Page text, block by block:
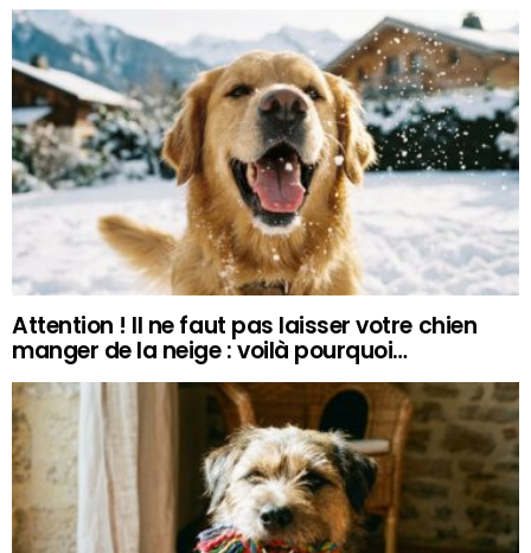
Attention ! Il ne faut pas laisser votre chien
manger de la neige : voilà pourquoi…